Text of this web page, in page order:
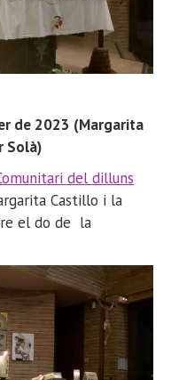
de 2023 (Margarita
Solà)
del dilluns
Castillo i la
el do de la